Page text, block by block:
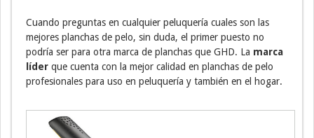
Cuando preguntas en cualquier peluquería cuales son las
mejores planchas de pelo, sin duda, el primer puesto no
podría ser para otra marca de planchas que GHD. La marca
líder que cuenta con la mejor calidad en planchas de pelo
profesionales para uso en peluquería y también en el hogar.